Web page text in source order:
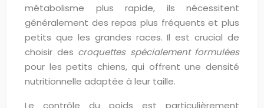
métabolisme plus rapide, ils nécessitent
généralement des repas plus fréquents et plus
petits que les grandes races. Il est crucial de
choisir des croquettes spécialement formulées
pour les petits chiens, qui offrent une densité
nutritionnelle adaptée à leur taille.
Le contrôle du poids est particulièrement